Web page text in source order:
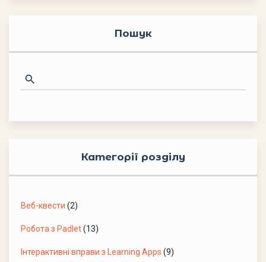
Пошук
Категорії розділу
Веб-квести (2)
Робота з Padlet(13)
Інтерактивні вправи з Learning Apps (9)